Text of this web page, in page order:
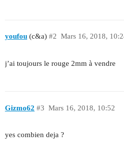
youfou (c&a) Mars 16, 2018,
#2
j’ai toujours le rouge 2mm à vendre
Gizmo62 Mars 16, 2018, 10:52
#3
yes combien deja ?